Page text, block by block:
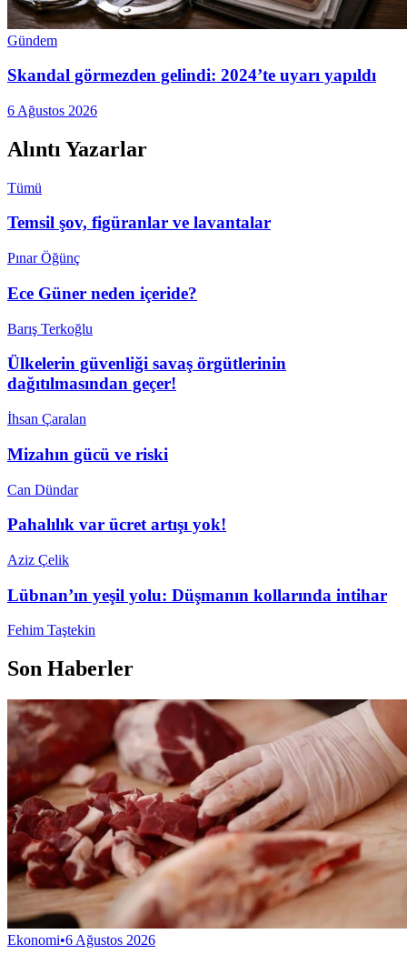
Gündem
Skandal görmezden gelindi: 2024’te uyarı yapıldı
6 Ağustos 2026
Alıntı Yazarlar
Tümü
Temsil şov, figüranlar ve lavantalar
Pınar Öğünç
Ece Güner neden içeride?
Barış Terkoğlu
Ülkelerin güvenliği savaş örgütlerinin
dağıtılmasından geçer!
İhsan Çaralan
Mizahın gücü ve riski
Can Dündar
Pahalılık var ücret artışı yok!
Aziz Çelik
Lübnan’ın yeşil yolu: Düşmanın kollarında intihar
Fehim Taştekin
Son Haberler
Ekonomi•6 Ağustos 2026